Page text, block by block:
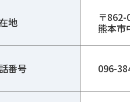
地 〒862-
熊本市
番号 096-